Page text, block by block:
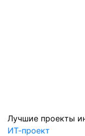
Лучшие проекты
ИТ-проект